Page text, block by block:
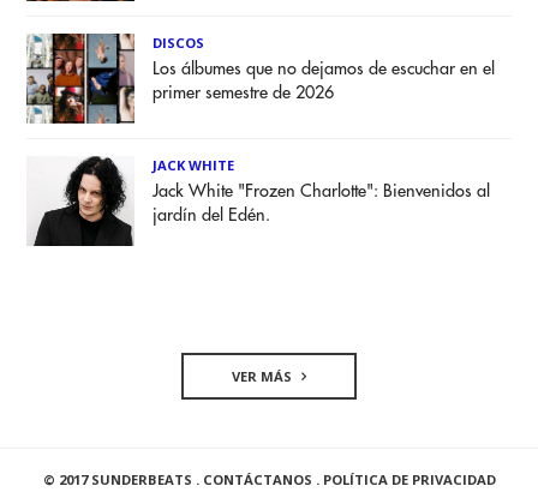
DISCOS
Los álbumes que no dejamos de escuchar en el
primer semestre de 2026
JACK WHITE
Jack White "Frozen Charlotte": Bienvenidos al
jardín del Edén.
VER MÁS
© 2017 SUNDERBEATS . CONTÁCTANOS . POLÍTICA DE PRIVACIDAD